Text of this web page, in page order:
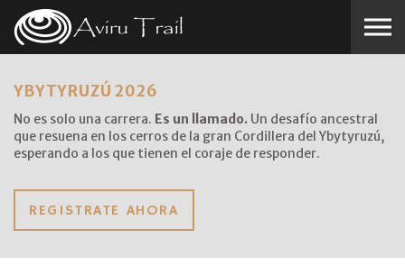
Skip to the content
YBYTYRUZÚ 2026
No es solo una carrera. Es un llamado. Un desafío ancestral
que resuena en los cerros de la gran Cordillera del Ybytyruzú,
esperando a los que tienen el coraje de responder.
REGISTRATE AHORA